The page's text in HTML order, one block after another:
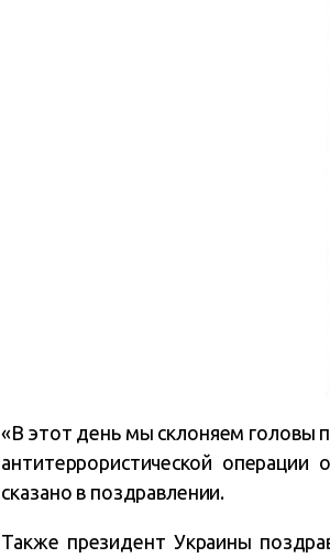
«В этот день мы склоняем головы
антитеррористической
сказано в поздравлении.
Также президент Украины